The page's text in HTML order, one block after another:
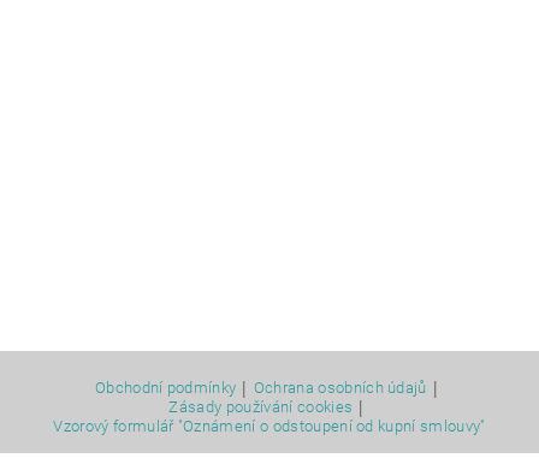
Obchodní podmínky | Ochrana osobních údajů |
Zásady používání cookies |
Vzorový formulář "Oznámení o odstoupení od kupní smlouvy"